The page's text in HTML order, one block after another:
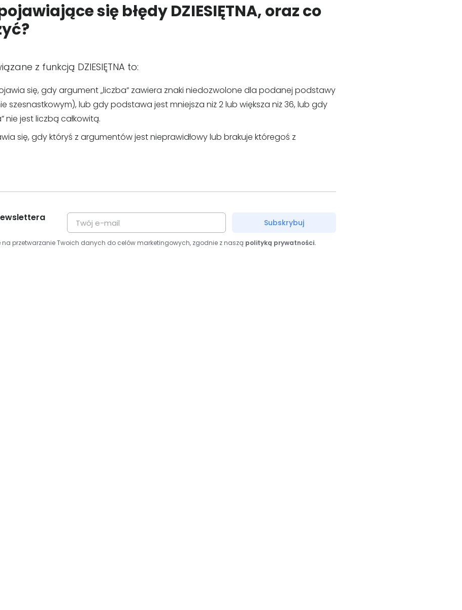
się błędy DZIESIĘTNA, oraz co
z funkcją DZIESIĘTNA to:
się, gdy argument „liczba” zawiera znaki niedozwolone dla podanej podstawy
szesnastkowym), lub gdy podstawa jest mniejsza niż 2 lub większa niż 36, lub gdy
nie jest liczbą całkowitą.
się, gdy któryś z argumentów jest nieprawidłowy lub brakuje któregoś z
Subskrybuj
przetwarzanie Twoich danych do celów marketingowych, zgodnie z naszą polityką prywatności.